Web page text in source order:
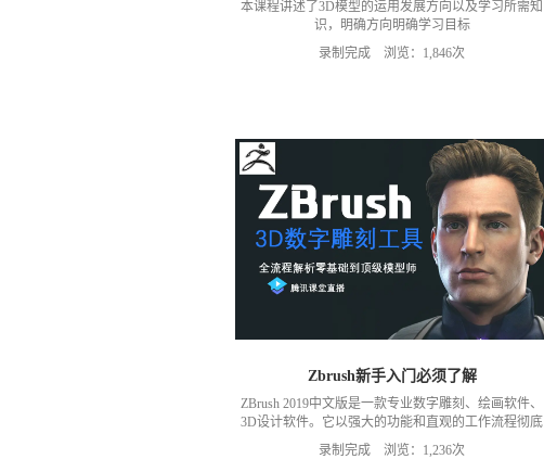
本课程讲述了3D模型的运用发展方向以及学习所需知
识，明确方向明确学习目标
录制完成 浏览：1,846次
Zbrush新手入门必须了解
ZBrush 2019中文版是一款专业数字雕刻、绘画软件、
3D设计软件。它以强大的功能和直观的工作流程彻底
改变了整个三维行业
录制完成 浏览：1,236次